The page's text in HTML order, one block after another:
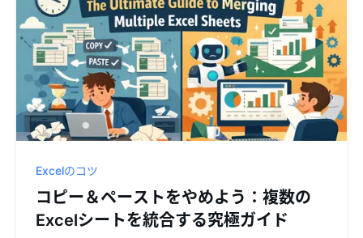
Excelのコツ
コピー＆ペーストをやめよう：複数の
Excelシートを統合する究極ガイド